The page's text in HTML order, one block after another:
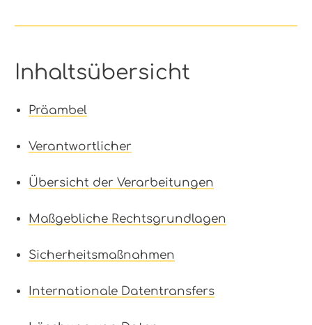
Inhaltsübersicht
Präambel
Verantwortlicher
Übersicht der Verarbeitungen
Maßgebliche Rechtsgrundlagen
Sicherheitsmaßnahmen
Internationale Datentransfers